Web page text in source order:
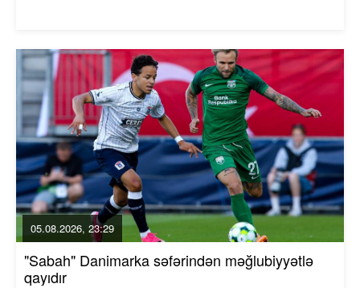
05.08.2026, 23:29
"Sabah" Danimarka səfərindən məğlubiyyətlə
qayıdır